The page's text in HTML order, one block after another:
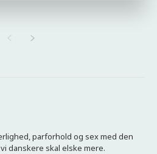
parforhold og sex med den
danskere skal elske mere.